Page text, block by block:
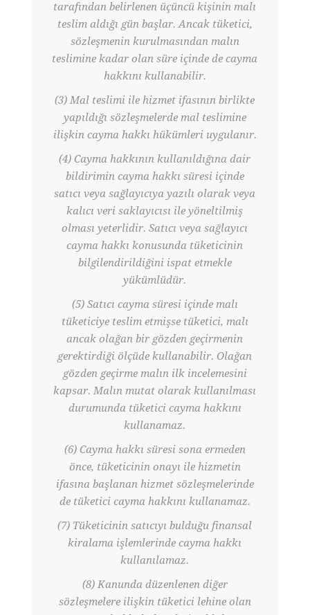
tarafından belirlenen üçüncü kişinin malı
teslim aldığı gün başlar. Ancak tüketici,
sözleşmenin kurulmasından malın
teslimine kadar olan süre içinde de cayma
hakkını kullanabilir.
(3) Mal teslimi ile hizmet ifasının birlikte
yapıldığı sözleşmelerde mal teslimine
ilişkin cayma hakkı hükümleri uygulanır.
(4) Cayma hakkının kullanıldığına dair
bildirimin cayma hakkı süresi içinde
satıcı veya sağlayıcıya yazılı olarak veya
kalıcı veri saklayıcısı ile yöneltilmiş
olması yeterlidir. Satıcı veya sağlayıcı
cayma hakkı konusunda tüketicinin
bilgilendirildiğini ispat etmekle
yükümlüdür.
(5) Satıcı cayma süresi içinde malı
tüketiciye teslim etmişse tüketici, malı
ancak olağan bir gözden geçirmenin
gerektirdiği ölçüde kullanabilir. Olağan
gözden geçirme malın ilk incelemesini
kapsar. Malın mutat olarak kullanılması
durumunda tüketici cayma hakkını
kullanamaz.
(6) Cayma hakkı süresi sona ermeden
önce, tüketicinin onayı ile hizmetin
ifasına başlanan hizmet sözleşmelerinde
de tüketici cayma hakkını kullanamaz.
(7) Tüketicinin satıcıyı bulduğu finansal
kiralama işlemlerinde cayma hakkı
kullanılamaz.
(8) Kanunda düzenlenen diğer
sözleşmelere ilişkin tüketici lehine olan